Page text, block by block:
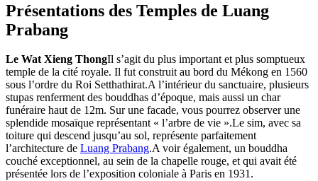
Présentations des Temples de Luang
Prabang
Le Wat Xieng ThongIl s’agit du plus important et plus somptueux
temple de la cité royale. Il fut construit au bord du Mékong en 1560
sous l’ordre du Roi Setthathirat.A l’intérieur du sanctuaire, plusieurs
stupas renferment des bouddhas d’époque, mais aussi un char
funéraire haut de 12m. Sur une facade, vous pourrez observer une
splendide mosaïque représentant « l’arbre de vie ».Le sim, avec sa
toiture qui descend jusqu’au sol, représente parfaitement
l’architecture de Luang Prabang.A voir également, un bouddha
couché exceptionnel, au sein de la chapelle rouge, et qui avait été
présentée lors de l’exposition coloniale à Paris en 1931.